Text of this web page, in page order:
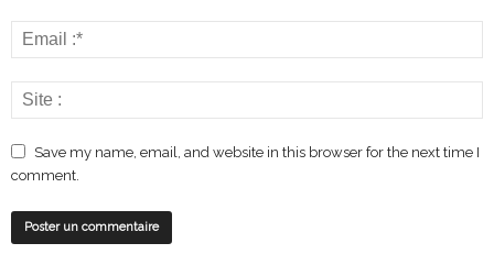
Save my name, email, and website in this browser for the next time I
comment.